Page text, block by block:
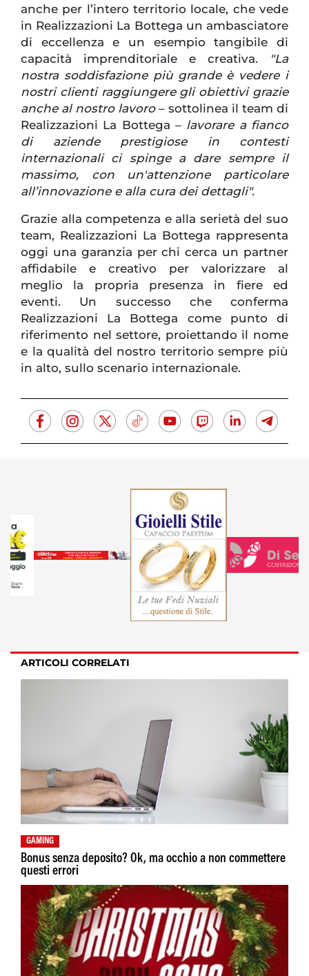
anche per l’intero territorio locale, che vede
in Realizzazioni La Bottega un ambasciatore
di eccellenza e un esempio tangibile di
capacità imprenditoriale e creativa.
"La
nostra soddisfazione più grande è vedere i
nostri clienti raggiungere gli obiettivi grazie
anche al nostro lavoro– sottolinea il team di
Realizzazioni La Bottega – lavorare a fianco
di aziende prestigiose in contesti
internazionali ci spinge a dare sempre il
massimo, con un'attenzione particolare
all’innovazione e alla cura dei dettagli".
Grazie alla competenza e alla serietà del suo
team, Realizzazioni La Bottega rappresenta
oggi una garanzia per chi cerca un partner
affidabile e creativo per valorizzare al
meglio la propria presenza in fiere ed
eventi. Un successo che conferma
Realizzazioni La Bottega come punto di
riferimento nel settore, proiettando il nome
e la qualità del nostro territorio sempre più
in alto, sullo scenario internazionale.
ARTICOLI CORRELATI
GAMING
Bonus senza deposito? Ok, ma occhio a non commettere
questi errori